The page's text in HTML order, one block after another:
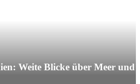
Weite Blicke über Meer und